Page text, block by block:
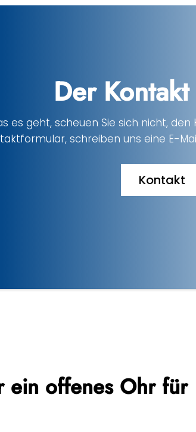
Der
es geht, scheuen Sie sich nicht,
schreiben uns eine E-
Kontakt
ein offenes Ohr für